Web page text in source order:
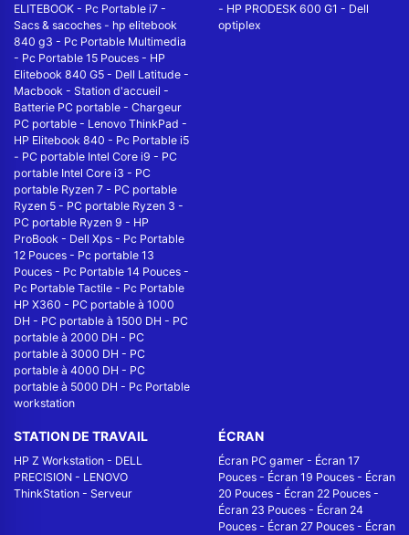
ELITEBOOK - Pc Portable i7 -
Sacs & sacoches - hp elitebook
840 g3 - Pc Portable Multimedia
- Pc Portable 15 Pouces - HP
Elitebook 840 G5 - Dell Latitude -
Macbook - Station d'accueil -
Batterie PC portable - Chargeur
PC portable - Lenovo ThinkPad -
HP Elitebook 840 - Pc Portable i5
- PC portable Intel Core i9 - PC
portable Intel Core i3 - PC
portable Ryzen 7 - PC portable
Ryzen 5 - PC portable Ryzen 3 -
PC portable Ryzen 9 - HP
ProBook - Dell Xps - Pc Portable
12 Pouces - Pc portable 13
Pouces - Pc Portable 14 Pouces -
Pc Portable Tactile - Pc Portable
HP X360 - PC portable à 1000
DH - PC portable à 1500 DH - PC
portable à 2000 DH - PC
portable à 3000 DH - PC
portable à 4000 DH - PC
portable à 5000 DH - Pc Portable
workstation
- HP PRODESK 600 G1 - Dell
optiplex
STATION DE TRAVAIL
HP Z Workstation - DELL
PRECISION - LENOVO
ThinkStation - Serveur
ÉCRAN
Écran PC gamer - Écran 17
Pouces - Écran 19 Pouces - Écran
20 Pouces - Écran 22 Pouces -
Écran 23 Pouces - Écran 24
Pouces - Écran 27 Pouces - Écran